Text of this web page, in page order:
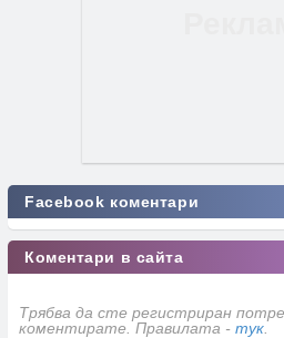
Facebook коментари
Коментари в сайта
Трябва да сте регистриран
коментирате. Правилата - тук